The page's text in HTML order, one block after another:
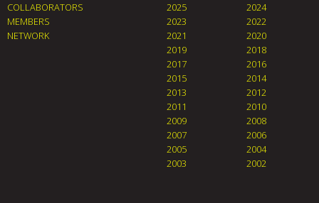
COLLABORATORS
MEMBERS
NETWORK
2025
2024
2023
2022
2021
2020
2019
2018
2017
2016
2015
2014
2013
2012
2011
2010
2009
2008
2007
2006
2005
2004
2003
2002